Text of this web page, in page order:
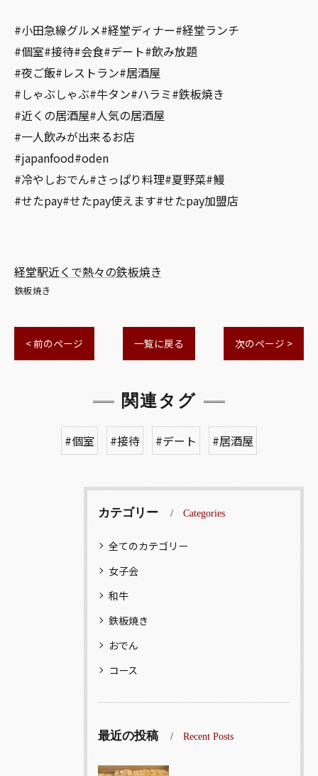
#小田急線グルメ#経堂ディナー#経堂ランチ
#個室#接待#会食#デート#飲み放題
#夜ご飯#レストラン#居酒屋
#しゃぶしゃぶ#牛タン#ハラミ#鉄板焼き
#近くの居酒屋#人気の居酒屋
#一人飲みが出来るお店
#japanfood#oden
#冷やしおでん#さっぱり料理#夏野菜#鰻
#せたpay#せたpay使えます#せたpay加盟店
経堂駅近くで熱々の鉄板焼き
鉄板焼き
< 前のページ 一覧に戻る 次のページ >
関連タグ
#個室 #接待 #デート #居酒屋
カテゴリー Categories
全てのカテゴリー
女子会
和牛
鉄板焼き
おでん
コース
最近の投稿 Recent Posts